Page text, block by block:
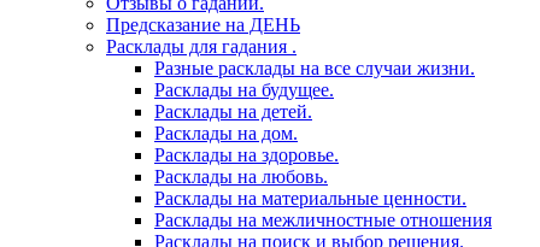
Предсказание на ДЕНЬ
Расклады для гадания .
Разные расклады на все случаи жизни.
Расклады на будущее.
Расклады на детей.
Расклады на дом.
Расклады на здоровье.
Расклады на любовь.
Расклады на материальные ценности.
Расклады на межличностные отношения
Расклады на поиск и выбор решения.